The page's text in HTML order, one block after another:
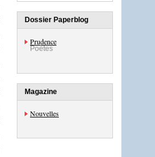
Dossier Paperblog
Prudence
Poètes
Magazine
Nouvelles